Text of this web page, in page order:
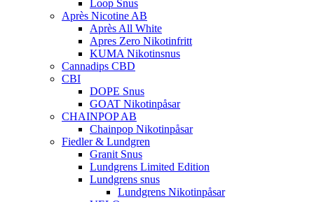
Loop Snus
Après Nicotine AB
Après All White
Apres Zero Nikotinfritt
KUMA Nikotinsnus
Cannadips CBD
CBI
DOPE Snus
GOAT Nikotinpåsar
CHAINPOP AB
Chainpop Nikotinpåsar
Fiedler & Lundgren
Granit Snus
Lundgrens Limited Edition
Lundgrens snus
Lundgrens Nikotinpåsar